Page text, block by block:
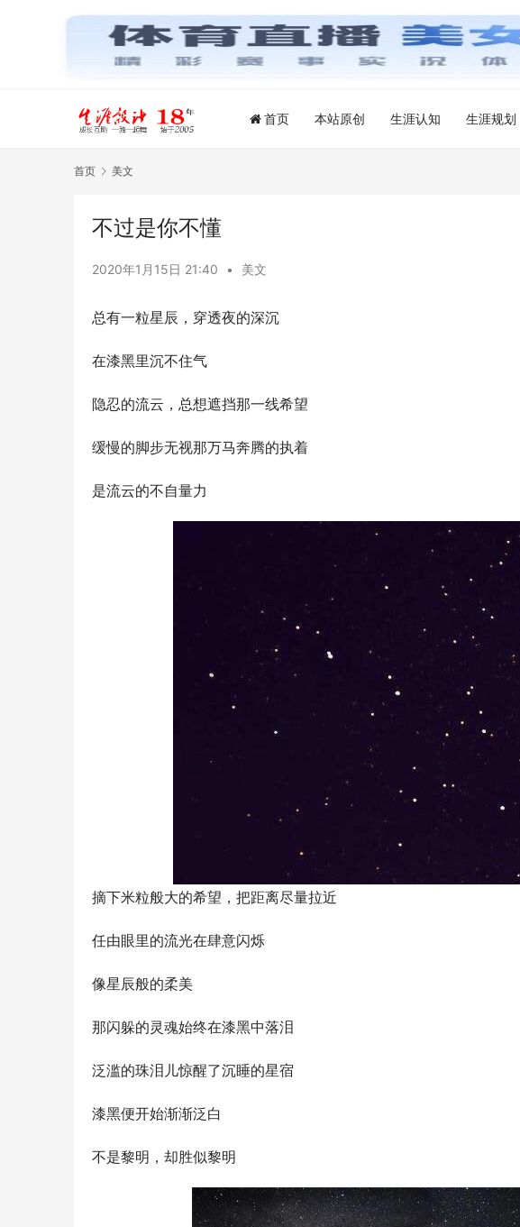
首页 本站原创 生涯认知 生涯规划
首页 美文
不过是你不懂
2020年1月15日 21:40 • 美文
总有一粒星辰，穿透夜的深沉
在漆黑里沉不住气
隐忍的流云，总想遮挡那一线希望
缓慢的脚步无视那万马奔腾的执着
是流云的不自量力
摘下米粒般大的希望，把距离尽量拉近
任由眼里的流光在肆意闪烁
像星辰般的柔美
那闪躲的灵魂始终在漆黑中落泪
泛滥的珠泪儿惊醒了沉睡的星宿
漆黑便开始渐渐泛白
不是黎明，却胜似黎明